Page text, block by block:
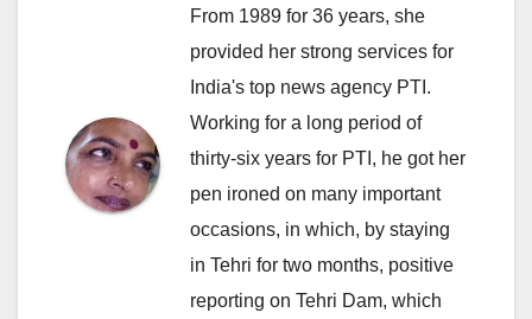
From 1989 for 36 years, she
provided her strong services for
India's top news agency PTI.
Working for a long period of
thirty-six years for PTI, he got her
pen ironed on many important
occasions, in which, by staying
in Tehri for two months, positive
reporting on Tehri Dam, which